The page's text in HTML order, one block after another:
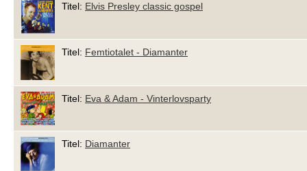
Titel: Elvis Presley classic gospel
Titel: Femtiotalet - Diamanter
Titel: Eva & Adam - Vinterlovsparty
Titel: Diamanter